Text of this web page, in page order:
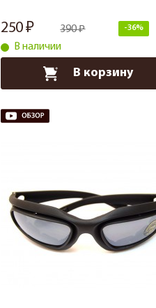
250 390 -36%
В наличии
В корзину